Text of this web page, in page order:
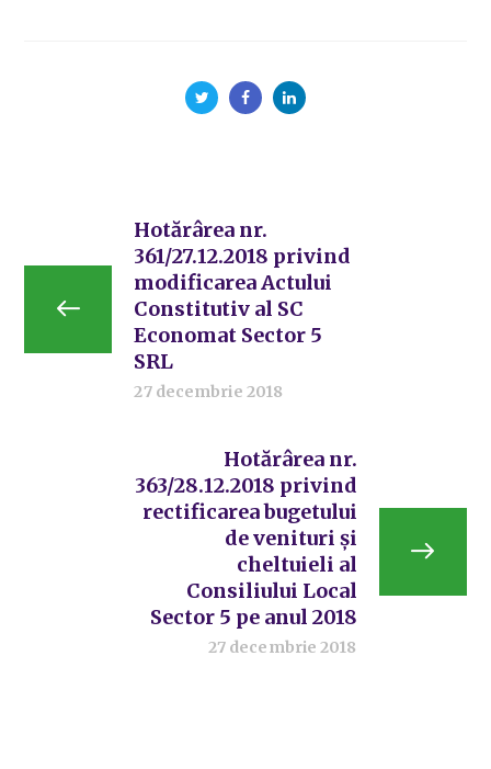
Hotărârea nr.
361/27.12.2018 privind
modificarea Actului
Constitutiv al SC
Economat Sector 5
SRL
27 decembrie 2018
Hotărârea nr.
363/28.12.2018 privind
rectificarea bugetului
de venituri și
cheltuieli al
Consiliului Local
Sector 5 pe anul 2018
27 decembrie 2018